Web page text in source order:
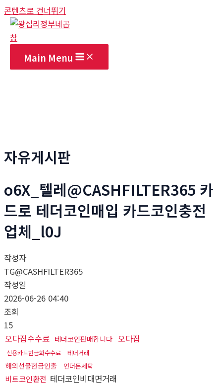
콘텐츠로 건너뛰기
Main Menu
자유게시판
o6X_텔레@CASHFILTER365 카
드로 테더코인매입 카드코인충전
업체_l0J
작성자
TG@CASHFILTER365
작성일
2026-06-26 04:40
조회
15
오다집수수료 테더코인판매합니다 오다집
신용카드현금화수수료 테더거래
해외선물현금인출 언더돈세탁
비트코인환전 테더코인비대면거래